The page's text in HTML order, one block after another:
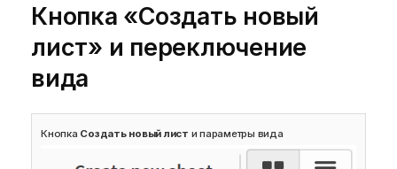
Кнопка «Создать новый
лист» и переключение
вида
Кнопка Создать новый лист и параметры вида